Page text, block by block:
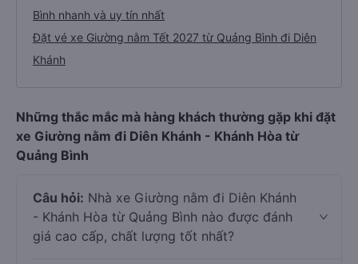
Bình nhanh và uy tín nhất
Đặt vé xe Giường nằm Tết 2027 từ Quảng Bình đi Diên
Khánh
Những thắc mắc mà hàng khách thường gặp khi đặt
xe Giường nằm đi Diên Khánh - Khánh Hòa từ
Quảng Bình
Câu hỏi: Nhà xe Giường nằm đi Diên Khánh
- Khánh Hòa từ Quảng Bình nào được đánh
giá cao cấp, chất lượng tốt nhất?